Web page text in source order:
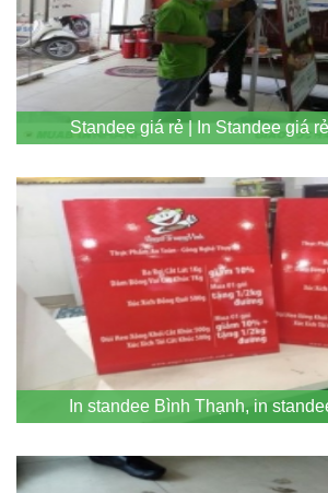
Standee giá rẻ | In Standee giá
In standee Bình Thạnh, in